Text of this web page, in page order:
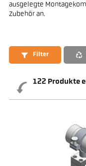
ausgelegte
Zubehör an.
Filter
122 Produkte